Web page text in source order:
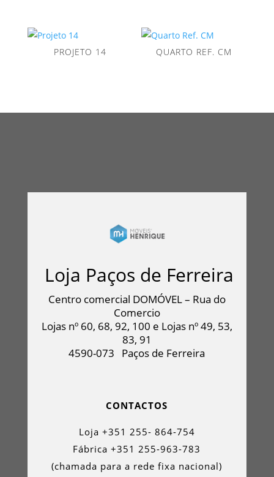
PROJETO 14 QUARTO REF. CM
Loja Paços de Ferreira
Centro comercial DOMÓVEL – Rua do
Comercio
Lojas nº 60, 68, 92, 100 e Lojas nº 49, 53,
83, 91
4590-073 Paços de Ferreira
CONTACTOS
Loja +351 255- 864-754
Fábrica +351 255-963-783
(chamada para a rede fixa nacional)